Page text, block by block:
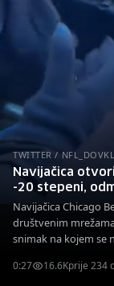
TWITTER /
Navijačica
-20 stepeni,
Navijačica Chicago
društvenim
snimak na kojem se
temperatura.
0:27 16.6Kprije 234